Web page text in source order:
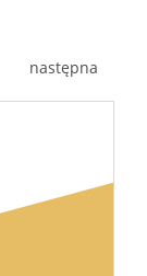
następna